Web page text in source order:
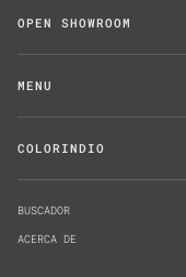
OPEN SHOWROOM
MENU
COLORINDIO
BUSCADOR
ACERCA DE